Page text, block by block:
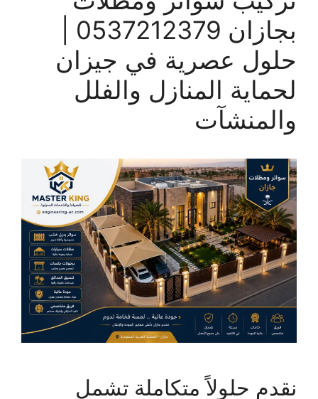
حلول عصرية في جيزان
لحماية المنازل والفلل
والمنشآت
نقدم حلولاً متكاملة تشمل